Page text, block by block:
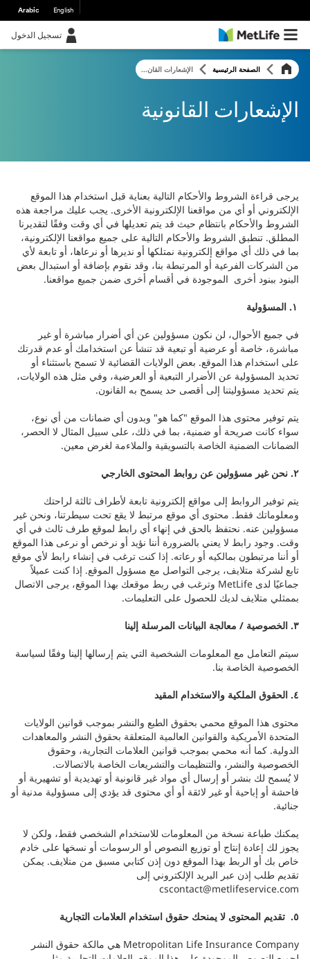
English
Arabic
تسجيل الدخول
الصفحة الرئيسية الإشعارات القان...
الإشعارات القانونية
يرجى قراءة الشروط والأحكام التالية بعناية قبل استخدام هذا الموقع
الإلكتروني أو أي من مواقعنا الإلكترونية الأخرى. يجب عليك مراجعة هذه
الشروط والأحكام بانتظام حيث قد يتم تعديلها في أي وقت وفقًا لتقديرنا
المطلق. تنطبق الشروط والأحكام التالية على جميع مواقعنا الإلكترونية،
بما في ذلك أي مواقع إلكترونية نمتلكها أو نديرها أو نرعاها، أو تابعة لأي
من الشركات الفرعية أو المرتبطة بنا، وقد نقوم بإضافة أو استبدال بعض
البنود ببنود أخرى الموجودة في أقسام أخرى ضمن جميع مواقعنا.
في جميع الأحوال، لن نكون مسؤولين عن أي أضرار مباشرة أو غير
مباشرة، خاصة أو عرضية أو تبعية قد تنشأ عن استخدامك أو عدم قدرتك
على استخدام هذا الموقع. بعض الولايات القضائية لا تسمح باستثناء أو
تحديد المسؤولية عن الأضرار التبعية أو العرضية، وفي مثل هذه الولايات،
يتم تحديد مسؤوليتنا إلى أقصى حد يسمح به القانون.
يتم توفير محتوى هذا الموقع "كما هو" وبدون أي ضمانات من أي نوع،
سواء كانت صريحة أو ضمنية، بما في ذلك، على سبيل المثال لا الحصر،
الضمانات الضمنية الخاصة بالتسويقية والملاءمة لغرض معين.
٢. نحن غير مسؤولين عن روابط المحتوى الخارجي
يتم توفير الروابط إلى مواقع إلكترونية تابعة لأطراف ثالثة لراحتك
ومعلوماتك فقط. محتوى أي موقع مرتبط لا يقع تحت سيطرتنا، ونحن غير
مسؤولين عنه. نحتفظ بالحق في إنهاء أي رابط لموقع طرف ثالث في أي
وقت. وجود رابط لا يعني بالضرورة أننا نؤيد أو نرخص أو نرعى هذا الموقع
أو أننا مرتبطون بمالكيه أو رعاته. إذا كنت ترغب في إنشاء رابط لأي موقع
تابع لشركة متلايف، يرجى التواصل مع مسؤول الموقع. إذا كنت عميلاً
جماعيًا لدى MetLife وترغب في ربط موقعك بهذا الموقع، يرجى الاتصال
بممثلي متلايف لديك للحصول على التعليمات.
٣. الخصوصية / معالجة البيانات المرسلة إلينا
سيتم التعامل مع المعلومات الشخصية التي يتم إرسالها إلينا وفقًا لسياسة
الخصوصية الخاصة بنا.
٤. الحقوق الملكية والاستخدام المقيد
محتوى هذا الموقع محمي بحقوق الطبع والنشر بموجب قوانين الولايات
المتحدة الأمريكية والقوانين العالمية المتعلقة بحقوق النشر والمعاهدات
الدولية. كما أنه محمي بموجب قوانين العلامات التجارية، وحقوق
الخصوصية والنشر، والتنظيمات والتشريعات الخاصة بالاتصالات.
لا يُسمح لك بنشر أو إرسال أي مواد غير قانونية أو تهديدية أو تشهيرية أو
فاحشة أو إباحية أو غير لائقة أو أي محتوى قد يؤدي إلى مسؤولية مدنية أو
جنائية.
يمكنك طباعة نسخة من المعلومات للاستخدام الشخصي فقط، ولكن لا
يجوز لك إعادة إنتاج أو توزيع النصوص أو الرسومات أو نسخها على خادم
خاص بك أو الربط بهذا الموقع دون إذن كتابي مسبق من متلايف. يمكن
تقديم طلب إذن عبر البريد الإلكتروني إلى
cscontact@metlifeservice.com
٥. تقديم المحتوى لا يمنحك حقوق استخدام العلامات التجارية
Metropolitan Life Insurance Company هي مالكة حقوق النشر